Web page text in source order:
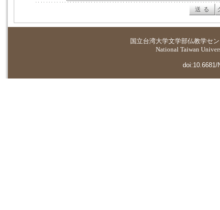
国立台湾大学文学部仏教学セ
National Taiwan
doi:10.6681/